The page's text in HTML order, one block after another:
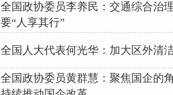
全国政协委员李养民：交通综合治
要“人享其行”
全国人大代表何光华：加大区外清
全国政协委员黄群慧：聚焦国企的